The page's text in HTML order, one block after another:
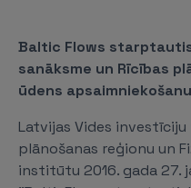
Baltic Flows
sanāksme un Rīcības
ūdens
Latvijas Vides
plānošanas reģionu un
institūtu 2016. gada 27.